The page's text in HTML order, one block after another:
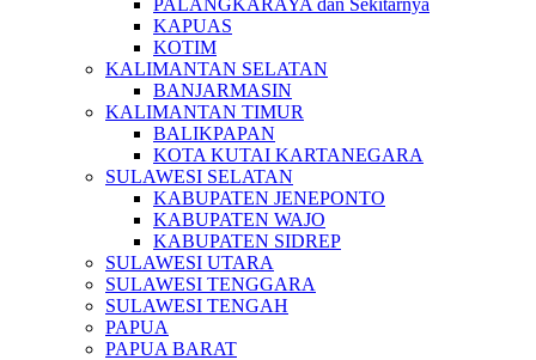
PALANGKARAYA dan Sekitarnya
KAPUAS
KOTIM
KALIMANTAN SELATAN
BANJARMASIN
KALIMANTAN TIMUR
BALIKPAPAN
KOTA KUTAI KARTANEGARA
SULAWESI SELATAN
KABUPATEN JENEPONTO
KABUPATEN WAJO
KABUPATEN SIDREP
SULAWESI UTARA
SULAWESI TENGGARA
SULAWESI TENGAH
PAPUA
PAPUA BARAT